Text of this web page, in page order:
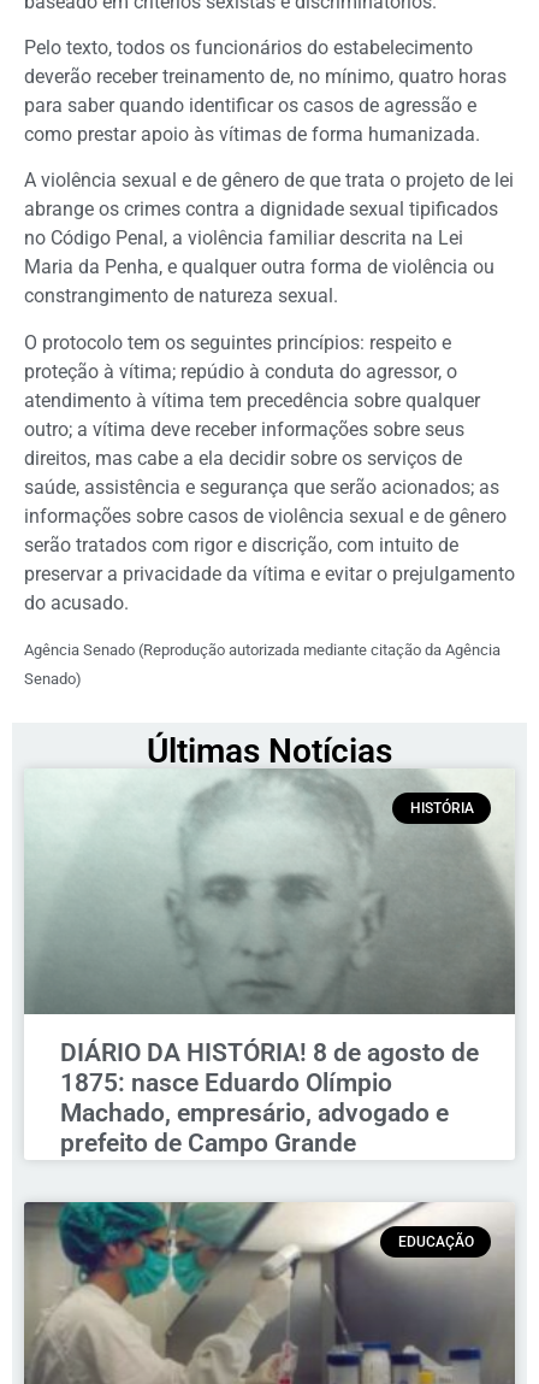
Pelo texto, todos os funcionários do estabelecimento
deverão receber treinamento de, no mínimo, quatro horas
para saber quando identificar os casos de agressão e
como prestar apoio às vítimas de forma humanizada.
A violência sexual e de gênero de que trata o projeto de lei
abrange os crimes contra a dignidade sexual tipificados
no Código Penal, a violência familiar descrita na Lei
Maria da Penha, e qualquer outra forma de violência ou
constrangimento de natureza sexual.
O protocolo tem os seguintes princípios: respeito e
proteção à vítima; repúdio à conduta do agressor, o
atendimento à vítima tem precedência sobre qualquer
outro; a vítima deve receber informações sobre seus
direitos, mas cabe a ela decidir sobre os serviços de
saúde, assistência e segurança que serão acionados; as
informações sobre casos de violência sexual e de gênero
serão tratados com rigor e discrição, com intuito de
preservar a privacidade da vítima e evitar o prejulgamento
do acusado.
Agência Senado (Reprodução autorizada mediante citação da Agência
Senado)
Últimas Notícias
HISTÓRIA
DIÁRIO DA HISTÓRIA! 8 de agosto de
1875: nasce Eduardo Olímpio
Machado, empresário, advogado e
prefeito de Campo Grande
EDUCAÇÃO